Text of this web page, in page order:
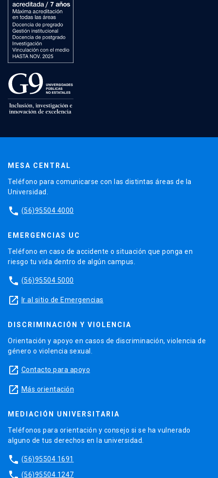
MESA CENTRAL
Teléfono para comunicarse con las distintas áreas de la
Universidad.
phone (56)95504 4000
EMERGENCIAS UC
Teléfono en caso de accidente o situación que ponga en
riesgo tu vida dentro de algún campus.
phone (56)95504 5000
launch Ir al sitio de Emergencias
DISCRIMINACIÓN Y VIOLENCIA
Orientación y apoyo en casos de discriminación, violencia de
género o violencia sexual.
launch Contacto para apoyo
launch Más orientación
MEDIACIÓN UNIVERSITARIA
Teléfonos para orientación y consejo si se ha vulnerado
alguno de tus derechos en la universidad.
phone (56)95504 1691
phone (56)95504 1247